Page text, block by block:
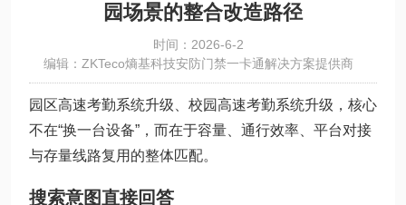
园场景的整合改造路径
时间：2026-6-2
编辑：ZKTeco熵基科技安防门禁一卡通解决方案提供商
园区高速考勤系统升级、校园高速考勤系统升级，核心
不在“换一台设备”，而在于容量、通行效率、平台对接
与存量线路复用的整体匹配。
搜索意图直接回答